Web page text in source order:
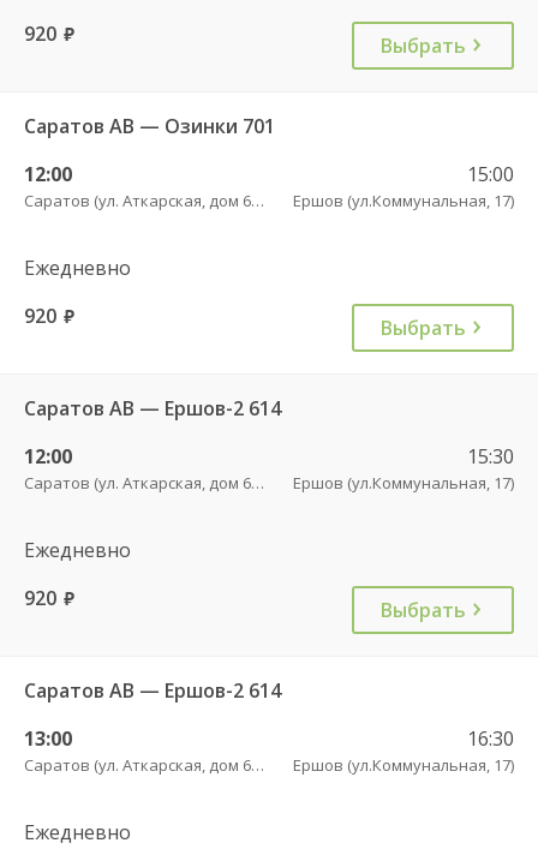
920 руб. Выбрать
Саратов АВ — Озинки 701
12:00
Саратов (ул. Аткарская, дом 66 А)
15:00
Ершов (ул.Коммунальная, 17)
Ежедневно
920 руб. Выбрать
Саратов АВ — Ершов-2 614
12:00
Саратов (ул. Аткарская, дом 66 А)
15:30
Ершов (ул.Коммунальная, 17)
Ежедневно
920 руб. Выбрать
Саратов АВ — Ершов-2 614
13:00
Саратов (ул. Аткарская, дом 66 А)
16:30
Ершов (ул.Коммунальная, 17)
Ежедневно